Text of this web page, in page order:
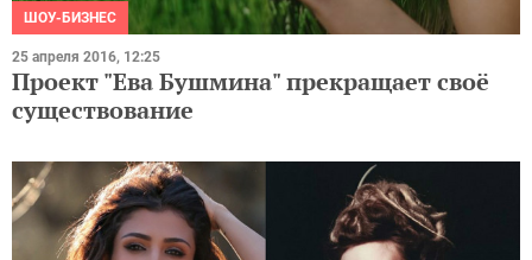
ШОУ-БИЗНЕС
25 апреля 2016, 12:25
Проект "Ева Бушмина" прекращает своё
существование